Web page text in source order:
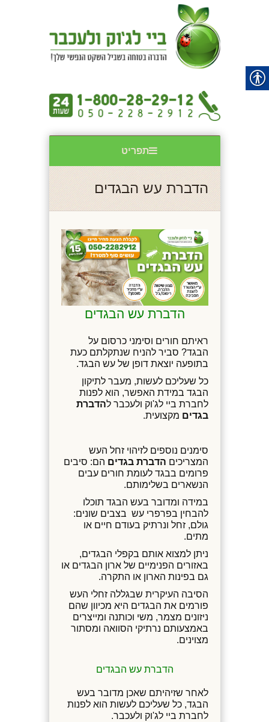
תפריט
הדברת עש הבגדים
הדברת עש הבגדים
ראיתם חורים וסימני כרסום על
הבגד? סביר להניח שנתקלתם כעת
בתופעה יוצאת דופן של עש הבגד.
כל שעליכם לעשות, מעבר לתיקון
הבגד במידת האפשר, הוא לפנות
לחברת ביי לג'וק ולעכבר להדברת
בגדים מקצועית.
סימנים נוספים לזיהוי זחל העש
המצריכים הדברת בגדים הם: סיבים
פרומים בבגד לעומת חורים עבים
הנשארים בשלימותם.
במידה ומדובר בעש הבגד תוכלו
להבחין בפרפרי עש בצבים שונים:
גולם, זחל ונרתיק בעודם חיים או
מתים.
ניתן למצוא אותם בקפלי הבגדים,
באזורים הפנימיים של ארון הבגדים או
גם בפינות הארון או התקרה.
הסיבה העיקרית שבגללה זחלי העש
פורמים את הבגדים היא מכיוון שהם
ניזונים מצמר, משי וכותנה ומייצרים
באמצעותם נרתיקי הסוואה ומסתור
מצוינים.
הדברת עש הבגדים
לאחר שזיהיתם שאכן מדובר בעש
הבגד, כל שעליכם לעשות הוא לפנות
לחברת ביי לג'וק ולעכבר.